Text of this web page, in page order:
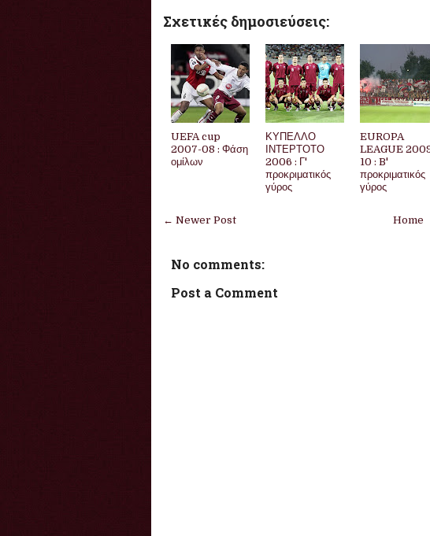
Σχετικές δημοσιεύσεις:
UEFA cup
2007-08 : Φάση
ομίλων
ΚΥΠΕΛΛΟ
ΙΝΤΕΡΤΟΤΟ
2006 : Γ'
προκριματικός
γύρος
EUROPA
LEAGUE
10 : B'
προκριματικός
γύρος
← Newer Post Home
No comments:
Post a Comment